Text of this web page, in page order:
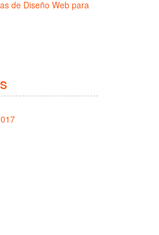
de Diseño Web para